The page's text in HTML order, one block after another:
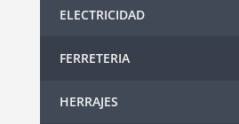
ELECTRICIDAD
FERRETERIA
HERRAJES